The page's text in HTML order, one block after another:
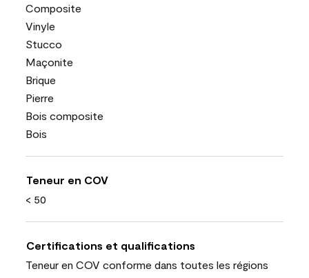
Composite
Vinyle
Stucco
Maçonite
Brique
Pierre
Bois composite
Bois
Teneur en COV
< 50
Certifications et qualifications
Teneur en COV conforme dans toutes les régions